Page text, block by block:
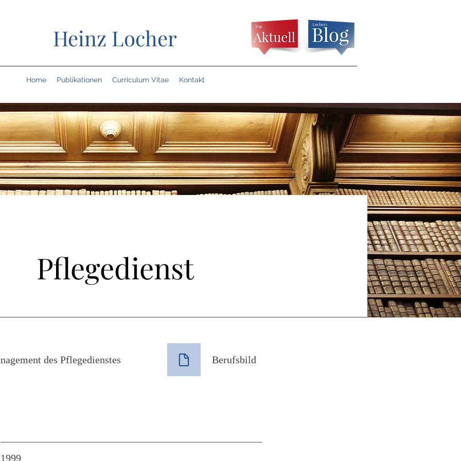
Heinz Locher
Home Publikationen Curriculum Vitae Kontakt
Pflegedienst
des Pflegedienstes Berufsbild
1999